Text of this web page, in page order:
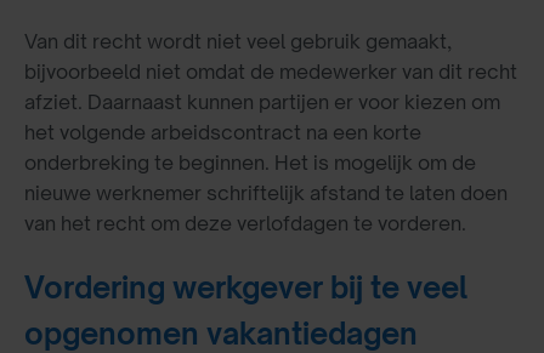
Van dit recht wordt niet veel gebruik gemaakt,
bijvoorbeeld niet omdat de medewerker van dit recht
afziet. Daarnaast kunnen partijen er voor kiezen om
het volgende arbeidscontract na een korte
onderbreking te beginnen. Het is mogelijk om de
nieuwe werknemer schriftelijk afstand te laten doen
van het recht om deze verlofdagen te vorderen.
Vordering werkgever bij te veel
opgenomen vakantiedagen